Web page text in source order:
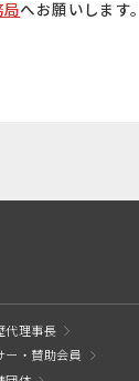
局へお願いします。
代理事長
ー・賛助会員